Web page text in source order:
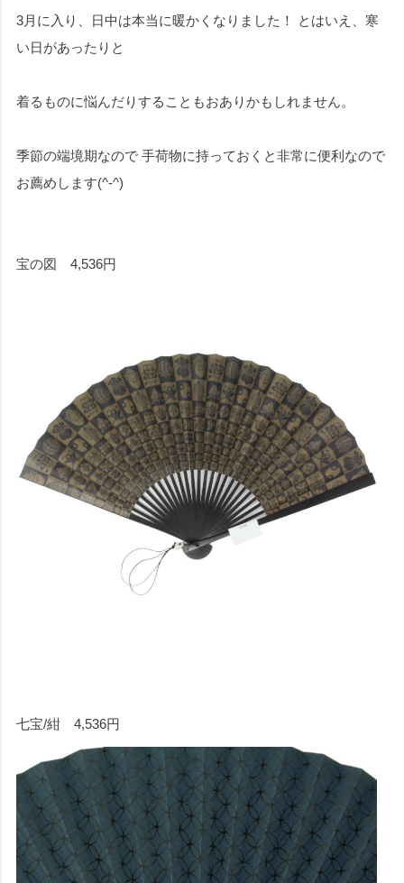
3月に入り、日中は本当に暖かくなりました！ とはいえ、寒
い日があったりと
着るものに悩んだりすることもおありかもしれません。
季節の端境期なので 手荷物に持っておくと非常に便利なので
お薦めします(^-^)
宝の図 4,536円
七宝/紺 4,536円